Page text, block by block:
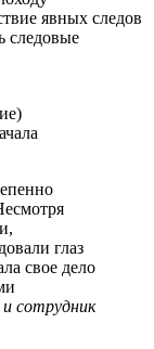
явных следов
следовые
глаз
свое дело
и сотрудник